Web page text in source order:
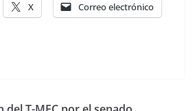
X Correo electrónico